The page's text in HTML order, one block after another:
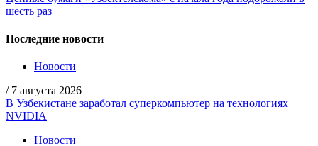
шесть раз
Последние новости
Новости
/ 7 августа 2026
В Узбекистане заработал суперкомпьютер на технологиях
NVIDIA
Новости